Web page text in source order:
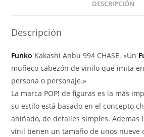
DESCRIPCIÓN
Descripción
Funko Kakashi Anbu 994 CHASE. «Un
muñeco cabezón de vinilo que imita
persona o personaje.»
La marca POP! de figuras es la más
su estilo está basado en el concepto
aniñado, de detalles simples. Ademas
vinil tienen un tamaño de unos nueve